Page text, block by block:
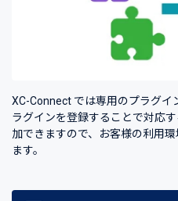
XC-Connect では専用のプラグ
ラグインを登録することで対応
加できますので、お客様の利用
ます。